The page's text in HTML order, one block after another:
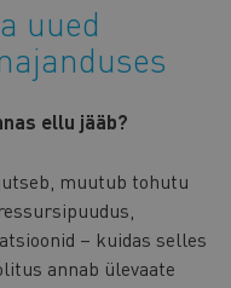
uued
ellu jääb?
muutub tohutu
– kuidas selles
annab ülevaate